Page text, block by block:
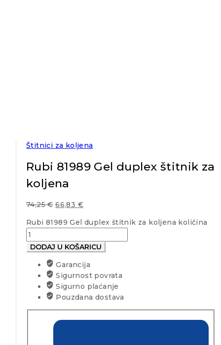
Štitnici za koljena
Rubi 81989 Gel duplex štitnik za
koljena
74,25€ 66,83 €
Rubi 81989 Gel duplex štitnik za koljena količina
DODAJ U KOŠARICU
Garancija
Sigurnost povrata
Sigurno plaćanje
Pouzdana dostava